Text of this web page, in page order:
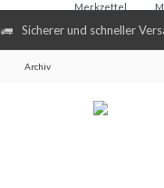
Sicherer und schneller
Merkzettel
Archiv